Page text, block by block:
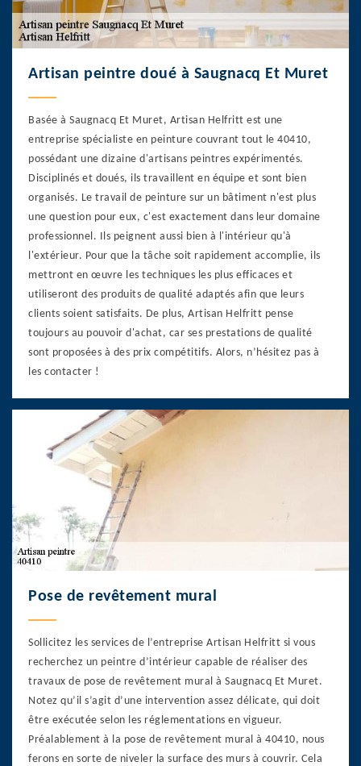
Artisan peintre doué à Saugnacq Et Muret
Basée à Saugnacq Et Muret, Artisan Helfritt est une
entreprise spécialiste en peinture couvrant tout le 40410,
possédant une dizaine d'artisans peintres expérimentés.
Disciplinés et doués, ils travaillent en équipe et sont bien
organisés. Le travail de peinture sur un bâtiment n'est plus
une question pour eux, c'est exactement dans leur domaine
professionnel. Ils peignent aussi bien à l'intérieur qu'à
l'extérieur. Pour que la tâche soit rapidement accomplie, ils
mettront en œuvre les techniques les plus efficaces et
utiliseront des produits de qualité adaptés afin que leurs
clients soient satisfaits. De plus, Artisan Helfritt pense
toujours au pouvoir d'achat, car ses prestations de qualité
sont proposées à des prix compétitifs. Alors, n’hésitez pas à
les contacter !
Pose de revêtement mural
Sollicitez les services de l’entreprise Artisan Helfritt si vous
recherchez un peintre d’intérieur capable de réaliser des
travaux de pose de revêtement mural à Saugnacq Et Muret.
Notez qu’il s’agit d’une intervention assez délicate, qui doit
être exécutée selon les réglementations en vigueur.
Préalablement à la pose de revêtement mural à 40410, nous
ferons en sorte de niveler la surface des murs à couvrir. Cela